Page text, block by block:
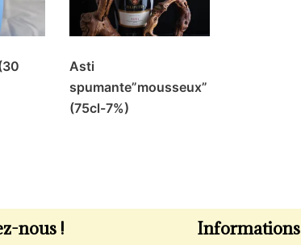
Asti
spumante”mousseux”
(75cl-7%)
nous ! Informations